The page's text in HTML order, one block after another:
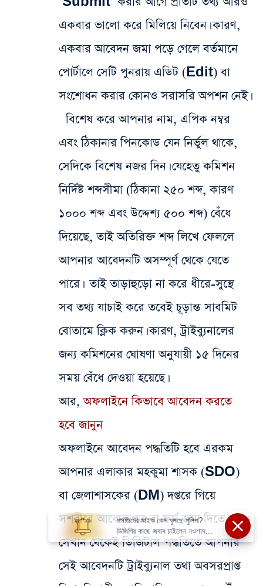
একবার ভালো করে মিলিয়ে নিবেন। কারণ,
একবার আবেদন জমা পড়ে গেলে বর্তমানে
পোর্টালে সেটি পুনরায় এডিট (Edit) বা
সংশোধন করার কোনও সরাসরি অপশন নেই।
বিশেষ করে আপনার নাম, এপিক নম্বর
এবং ঠিকানার পিনকোড যেন নির্ভুল থাকে,
সেদিকে বিশেষ নজর দিন। যেহেতু কমিশন
নির্দিষ্ট শব্দসীমা (ঠিকানা ২৫০ শব্দ, কারণ
১০০০ শব্দ এবং উদ্দেশ্য ৫০০ শব্দ) বেঁধে
দিয়েছে, তাই অতিরিক্ত শব্দ লিখে ফেললে
আপনার আবেদনটি অসম্পূর্ণ থেকে যেতে
পারে। তাই তাড়াহুড়ো না করে ধীরে-সুস্থে
সব তথ্য যাচাই করে তবেই চূড়ান্ত সাবমিট
বোতামে ক্লিক করুন। কারণ, ট্রাইব্যুনালের
জন্য কমিশনের ঘোষণা অনুযায়ী ১৫ দিনের
সময় বেঁধে দেওয়া হয়েছে।
আর,অফলাইনে কিভাবে আবেদন করতে
হবে জানুন
অফলাইনে আবেদন পদ্ধতিটি হবে এরকম
আপনার এলাকার মহকুমা শাসক (SDO)
বা জেলাশাসকের (DM) দপ্তরে গিয়ে
সশরীরে আবেদনপত্র বা ফর্ম জমা দিতে হবে।
সেখান থেকেই ডিজিটাল পদ্ধতিতে আপনার
সেই আবেদনটি ট্রাইব্যুনাল তথা অবসরপ্রাপ্ত
মসজিদের মাইক কেন খুলছে পুলিশ?
ডিজিপির কাছে জবাব চাইলেন নওশাদ
সিদ্দিকী; ব্যাখ্যা না মিললে আইনি পদক্ষেপের